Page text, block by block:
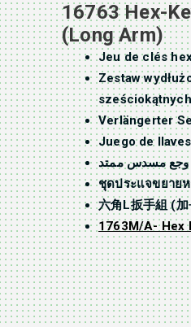
16763 Hex-
(Long Arm)
Jeu de clés
Zestaw
sześciokątnych
Verlängerter
Juego de
مسدس ممتد
ชุดประแจขยาย
六角L扳手組 (
1763M/A- Hex